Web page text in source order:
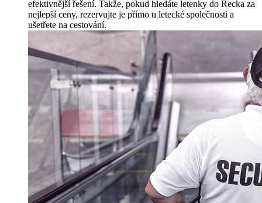
efektivnější řešení. Takže, pokud hledáte letenky do Řecka za
nejlepší ceny, rezervujte je přímo u letecké společnosti a
ušetřete na cestování.